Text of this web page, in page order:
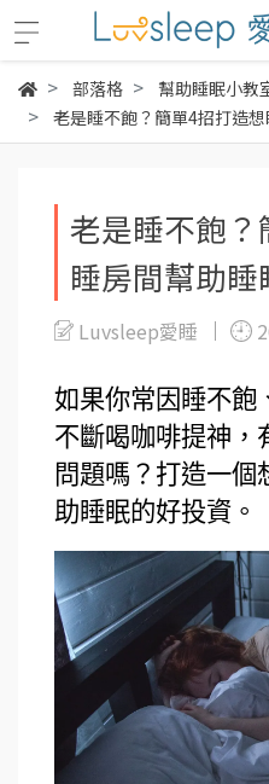
部落格
幫助睡眠小教
老是睡不飽？簡單4招打造
老是睡不飽
睡房間幫助睡
Luvsleep愛睡
如果你常因睡不飽
不斷喝咖啡提神，
問題嗎？打造一個
助睡眠的好投資。